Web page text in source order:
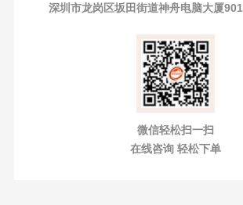
深圳市龙岗区坂田街道神舟电脑大厦901
微信轻松扫一扫
在线咨询 轻松下单